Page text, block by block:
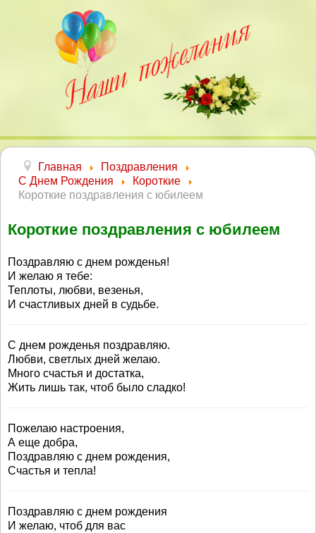
Главная
Поздравления
С Днем Рождения
Короткие
Короткие поздравления с юбилеем
Короткие поздравления с юбилеем
Поздравляю с днем рожденья!
И желаю я тебе:
Теплоты, любви, везенья,
И счастливых дней в судьбе.
С днем рожденья поздравляю.
Любви, светлых дней желаю.
Много счастья и достатка,
Жить лишь так, чтоб было сладко!
Пожелаю настроения,
А еще добра,
Поздравляю с днем рождения,
Счастья и тепла!
Поздравляю с днем рождения
И желаю, чтоб для вас